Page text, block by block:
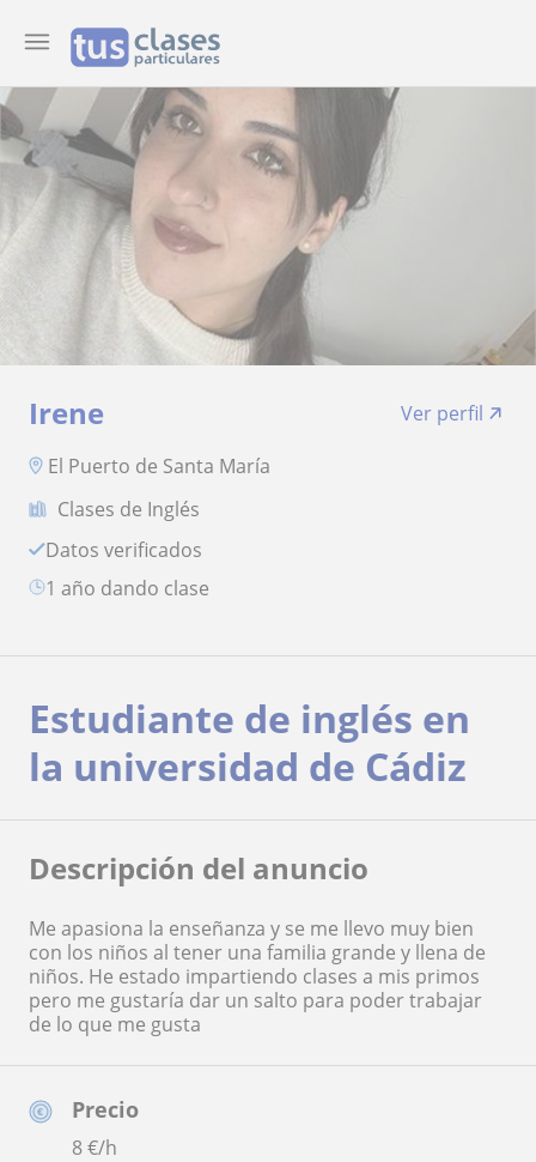
Irene
Ver perfil
El Puerto de Santa María
Clases de Inglés
Datos verificados
1 año dando clase
Precio
8€/h
Estudiante de inglés en
la universidad de Cádiz
Descripción del anuncio
Me apasiona la enseñanza y se me llevo muy bien
con los niños al tener una familia grande y llena de
niños. He estado impartiendo clases a mis primos
pero me gustaría dar un salto para poder trabajar
de lo que me gusta